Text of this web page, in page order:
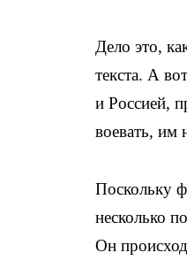
Дело это,
текста. А
и Россией,
воевать, им
Поскольку
несколько
Он